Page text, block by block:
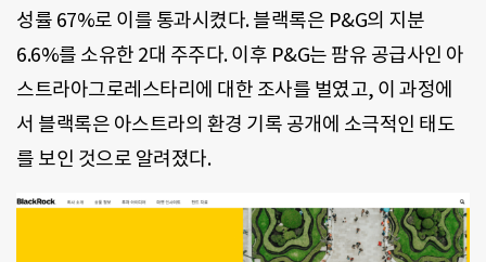
성률 67%로 이를 통과시켰다. 블랙록은 P&G의 지분
6.6%를 소유한 2대 주주다. 이후 P&G는 팜유 공급사인 아
스트라아그로레스타리에 대한 조사를 벌였고, 이 과정에
서 블랙록은 아스트라의 환경 기록 공개에 소극적인 태도
를 보인 것으로 알려졌다.